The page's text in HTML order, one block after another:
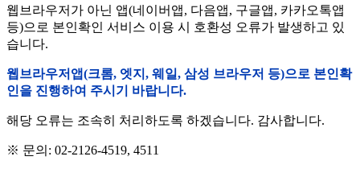
웹브라우저가 아닌 앱(네이버앱, 다음앱, 구글앱, 카카오톡앱
등)으로 본인확인 서비스 이용 시 호환성 오류가 발생하고 있
습니다.
웹브라우저앱(크롬, 엣지, 웨일, 삼성 브라우저 등)으로 본인확
인을 진행하여 주시기 바랍니다.
해당 오류는 조속히 처리하도록 하겠습니다. 감사합니다.
※ 문의: 02-2126-4519, 4511